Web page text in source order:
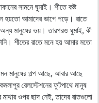
সামনে ঘুমাই। শীতে কষ্ট
আমাদের ভাগে পড়ে। রাতে
মানুষের ভয়। তারপরও ঘুমাই, কী
শীতের রাতে মনে হয় আমার মতো
মানুষের গল্প আছে, আবার আছে
রেলস্টেশনের ফুটপাথে মানুষ
ওপর ছাদ নেই, তাদের রাতগুলো